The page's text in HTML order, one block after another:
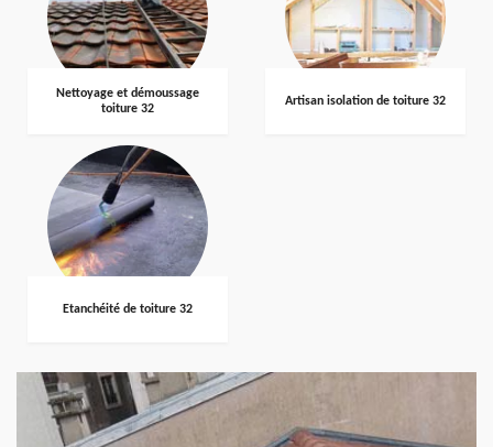
Nettoyage et démoussage
toiture 32
Artisan isolation de toiture 32
Etanchéité de toiture 32